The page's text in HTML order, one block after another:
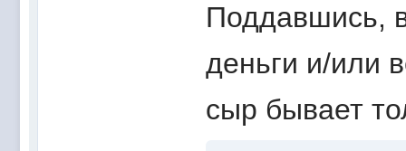
Поддавшись,
деньги и/или
сыр бывает